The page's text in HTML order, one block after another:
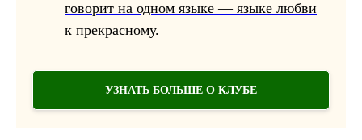
говорит на одном языке — языке любви
к прекрасному.
УЗНАТЬ БОЛЬШЕ О КЛУБЕ